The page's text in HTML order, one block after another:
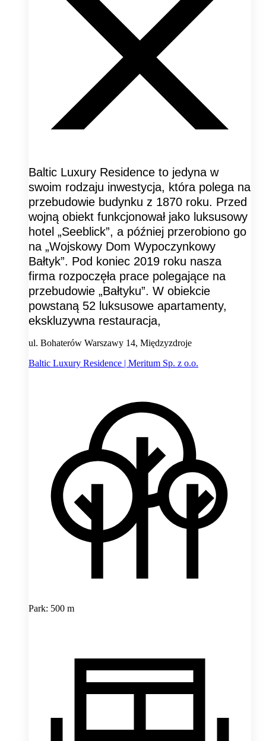
Baltic Luxury Residence to jedyna w
swoim rodzaju inwestycja, która polega na
przebudowie budynku z 1870 roku. Przed
wojną obiekt funkcjonował jako luksusowy
hotel „Seeblick”, a później przerobiono go
na „Wojskowy Dom Wypoczynkowy
Bałtyk”. Pod koniec 2019 roku nasza
firma rozpoczęła prace polegające na
przebudowie „Bałtyku”. W obiekcie
powstaną 52 luksusowe apartamenty,
ekskluzywna restauracja,
ul. Bohaterów Warszawy 14, Międzyzdroje
Baltic Luxury Residence | Meritum Sp. z o.o.
Park: 500 m